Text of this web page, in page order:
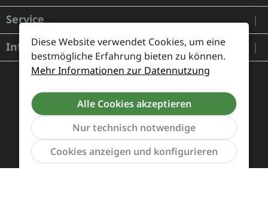
Service
Informationen
Diese Website verwendet Cookies, um eine
bestmögliche Erfahrung bieten zu können.
Mehr Informationen zur Datennutzung
Alle Cookies akzeptieren
Nur technisch notwendige
Cookies anzeigen und konfigurieren